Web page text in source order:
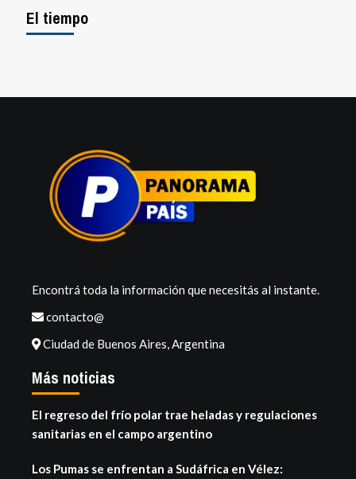
El tiempo
Encontrá toda la información que necesitás al instante.
contacto@
Ciudad de Buenos Aires, Argentina
Más noticias
El regreso del frío polar trae heladas y regulaciones
sanitarias en el campo argentino
Los Pumas se enfrentan a Sudáfrica en Vélez: